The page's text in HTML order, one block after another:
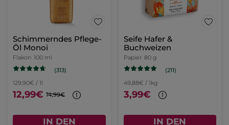
Schimmerndes Pflege-
Öl Monoi
Flakon 100 ml
(313)
129,90€ / 1l
12,99€ 14,99€
IN DEN
Seife Hafer &
Buchweizen
Papier 80 g
(211)
49,88€ / 1kg
3,99€
IN DEN